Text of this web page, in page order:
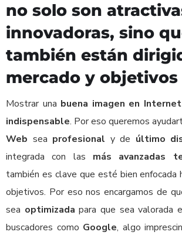
no solo son
innovadoras, sino
también están
mercado y objetivos
Mostrar una buena imagen en Internet
indispensable. Por eso queremos
Web sea profesional y de último
integrada con las más avanzadas
también es clave que esté bien enfocada
objetivos. Por eso nos encargamos de
sea optimizada para que sea valorada
buscadores como Google, algo